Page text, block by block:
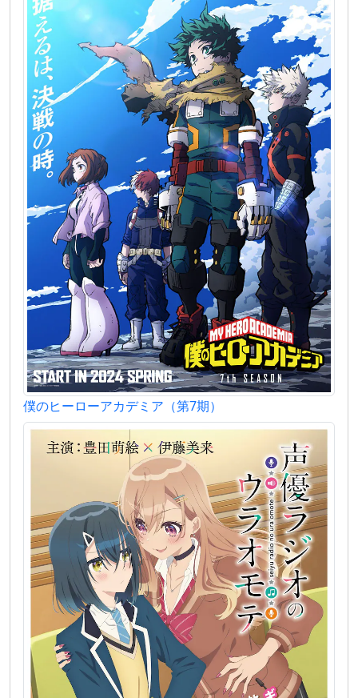
僕のヒーローアカデミア（第7期）